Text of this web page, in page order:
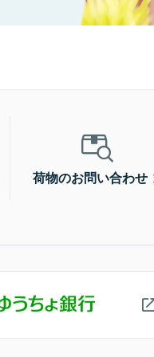
荷物のお問い合わせ